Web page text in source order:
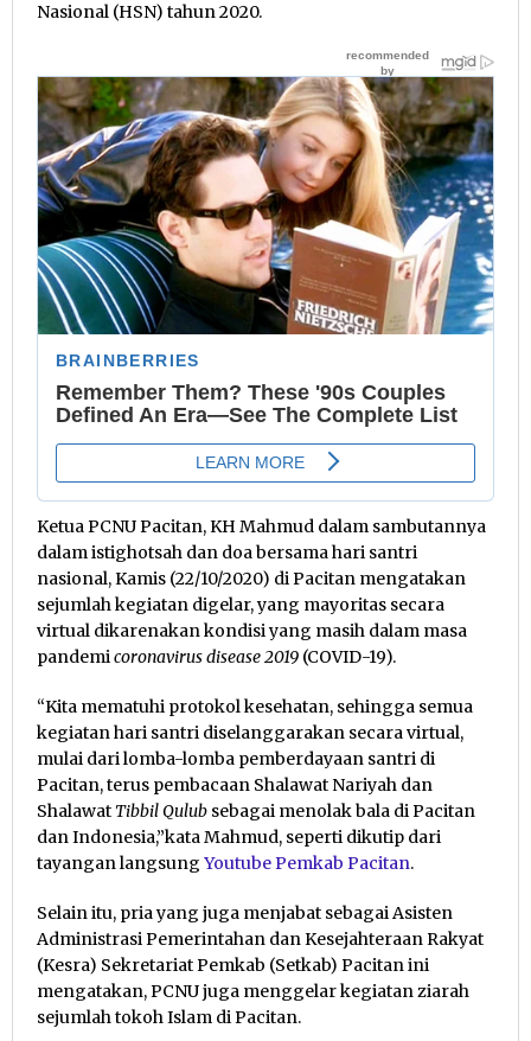
Nasional (HSN) tahun 2020.
Ketua PCNU Pacitan, KH Mahmud dalam sambutannya
dalam istighotsah dan doa bersama hari santri
nasional, Kamis (22/10/2020) di Pacitan mengatakan
sejumlah kegiatan digelar, yang mayoritas secara
virtual dikarenakan kondisi yang masih dalam masa
pandemicoronavirus disease 2019 (COVID-19).
“Kita mematuhi protokol kesehatan, sehingga semua
kegiatan hari santri diselanggarakan secara virtual,
mulai dari lomba-lomba pemberdayaan santri di
Pacitan, terus pembacaan Shalawat Nariyah dan
Shalawat Tibbil Qulub sebagai menolak bala di Pacitan
dan Indonesia,”kata Mahmud, seperti dikutip dari
tayangan langsung Youtube Pemkab Pacitan.
Selain itu, pria yang juga menjabat sebagai Asisten
Administrasi Pemerintahan dan Kesejahteraan Rakyat
(Kesra) Sekretariat Pemkab (Setkab) Pacitan ini
mengatakan, PCNU juga menggelar kegiatan ziarah
sejumlah tokoh Islam di Pacitan.